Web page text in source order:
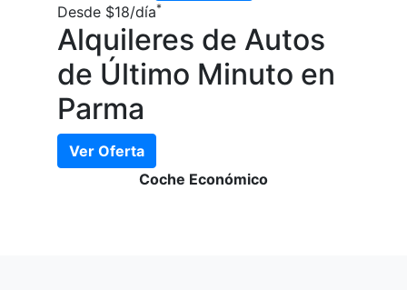
Desde $18/día*
Alquileres de Autos
de Último Minuto en
Parma
Ver Oferta
Coche Económico